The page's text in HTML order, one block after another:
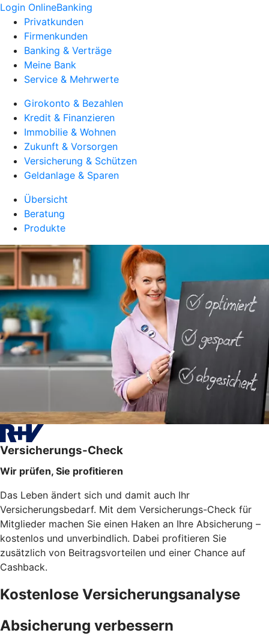
Login OnlineBanking
Privatkunden
Firmenkunden
Banking & Verträge
Meine Bank
Service & Mehrwerte
Girokonto & Bezahlen
Kredit & Finanzieren
Immobilie & Wohnen
Zukunft & Vorsorgen
Versicherung & Schützen
Geldanlage & Sparen
Übersicht
Beratung
Produkte
Versicherungs-Check
Wir prüfen, Sie profitieren
Das Leben ändert sich und damit auch Ihr
Versicherungsbedarf. Mit dem Versicherungs-Check für
Mitglieder machen Sie einen Haken an Ihre Absicherung –
kostenlos und unverbindlich. Dabei profitieren Sie
zusätzlich von Beitragsvorteilen und einer Chance auf
Cashback.
Kostenlose Versicherungsanalyse
Absicherung verbessern